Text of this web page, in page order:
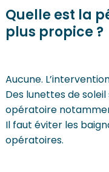
Quelle est la
plus propice ?
Aucune.
Des lunettes de
opératoire
Il faut éviter les
opératoires.